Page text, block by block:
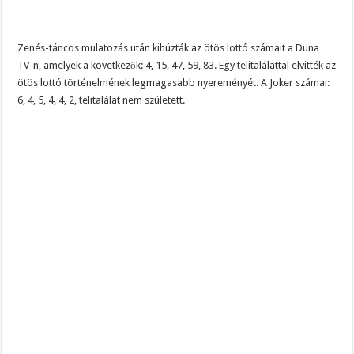
Életveszélyes fenyegetést kapott Majka: azonnal lemondta sepsiszentgyörgyi
Zenés-táncos mulatozás után kihúzták az ötös lottó számait a Duna
TV-n, amelyek a következők: 4, 15, 47, 59, 83. Egy telitalálattal elvitték az
ötös lottó történelmének legmagasabb nyereményét. A Joker számai:
6, 4, 5, 4, 4, 2, telitalálat nem született.